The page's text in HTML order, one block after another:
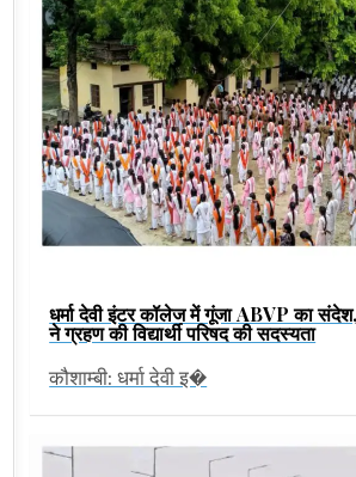
धर्मा देवी इंटर कॉलेज में गूंजा ABVP का संदेश,
ने ग्रहण की विद्यार्थी परिषद की सदस्यता
कौशाम्बी: धर्मा देवी इ�